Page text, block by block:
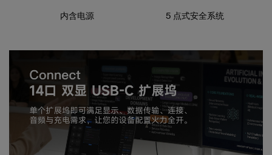
内含电源 5 点式安全系统